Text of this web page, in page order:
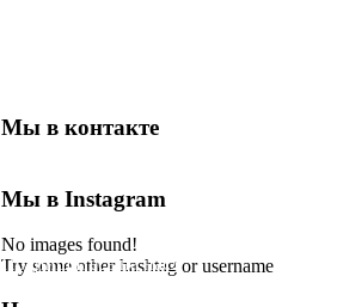
Мы в контакте
Мы в Instagram
No images found!
Try some other hashtag or username
Подпишитесь на нас!